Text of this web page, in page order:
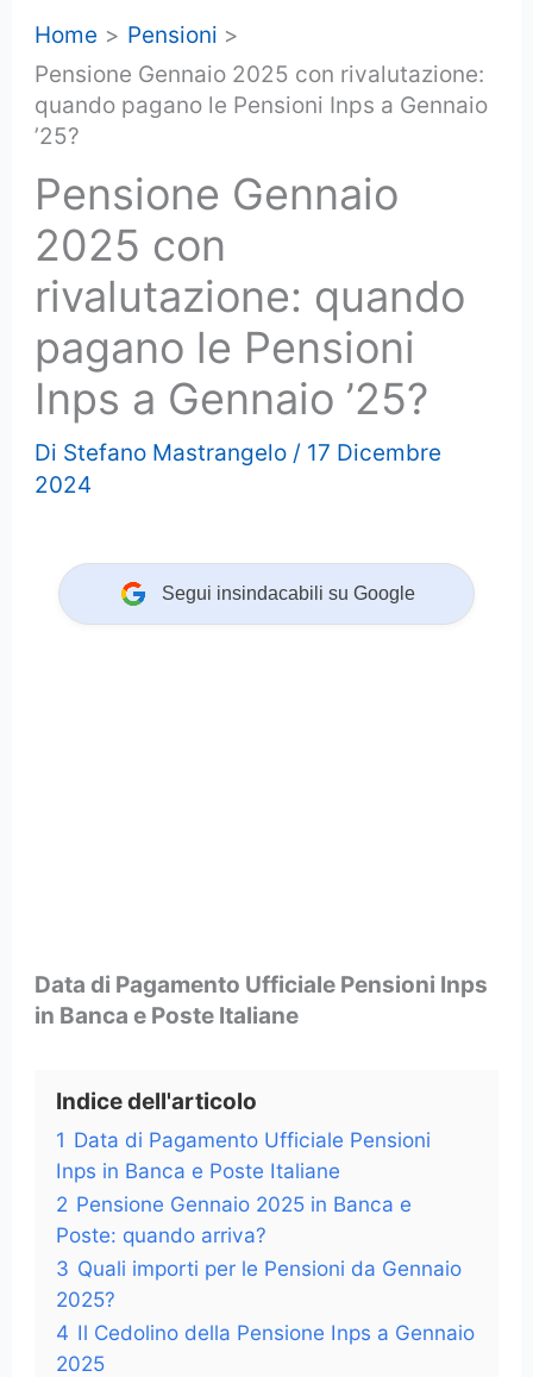
Home
Pensioni
Pensione Gennaio 2025 con rivalutazione:
quando pagano le Pensioni Inps a Gennaio
’25?
Pensione Gennaio
2025 con
rivalutazione: quando
pagano le Pensioni
Inps a Gennaio ’25?
Di Stefano Mastrangelo / 17 Dicembre
2024
Segui insindacabili su Google
Data di Pagamento Ufficiale Pensioni Inps
in Banca e Poste Italiane
Indice dell'articolo
1 Data di Pagamento Ufficiale Pensioni
Inps in Banca e Poste Italiane
2 Pensione Gennaio 2025 in Banca e
Poste: quando arriva?
3 Quali importi per le Pensioni da Gennaio
2025?
4 Il Cedolino della Pensione Inps a Gennaio
2025